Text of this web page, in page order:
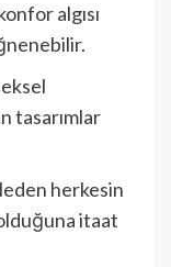
algısı
tasarımlar
herkesin
itaat